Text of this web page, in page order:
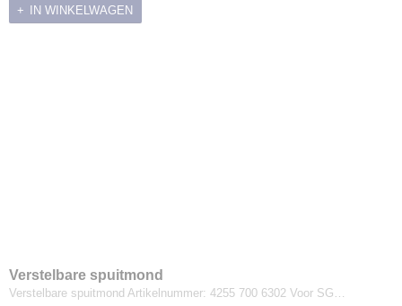
IN WINKELWAGEN
Verstelbare spuitmond
Verstelbare spuitmond Artikelnummer: 4255 700 6302 Voor SG…